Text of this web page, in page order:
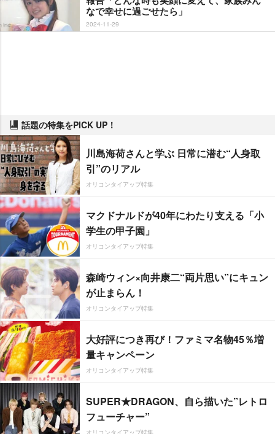
なで幸せに過ごせたら」
2024-11-29
話題の特集をPICK UP！
川島海荷さんと学ぶ 日常に潜む“人身取
引”のリアル
オリコンタイアップ特集
マクドナルドが40年にわたり支える「小
学生の甲子園」
オリコンタイアップ特集
森崎ウィン×向井康二“両片思い”にキュン
が止まらん！
オリコンタイアップ特集
大好評につき再び！ファミマ名物45％増
量キャンペーン
オリコンタイアップ特集
SUPER★DRAGON、自ら描いた”レトロ
フューチャー”
オリコンタイアップ特集